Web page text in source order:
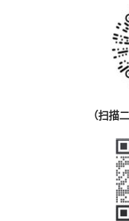
（扫描